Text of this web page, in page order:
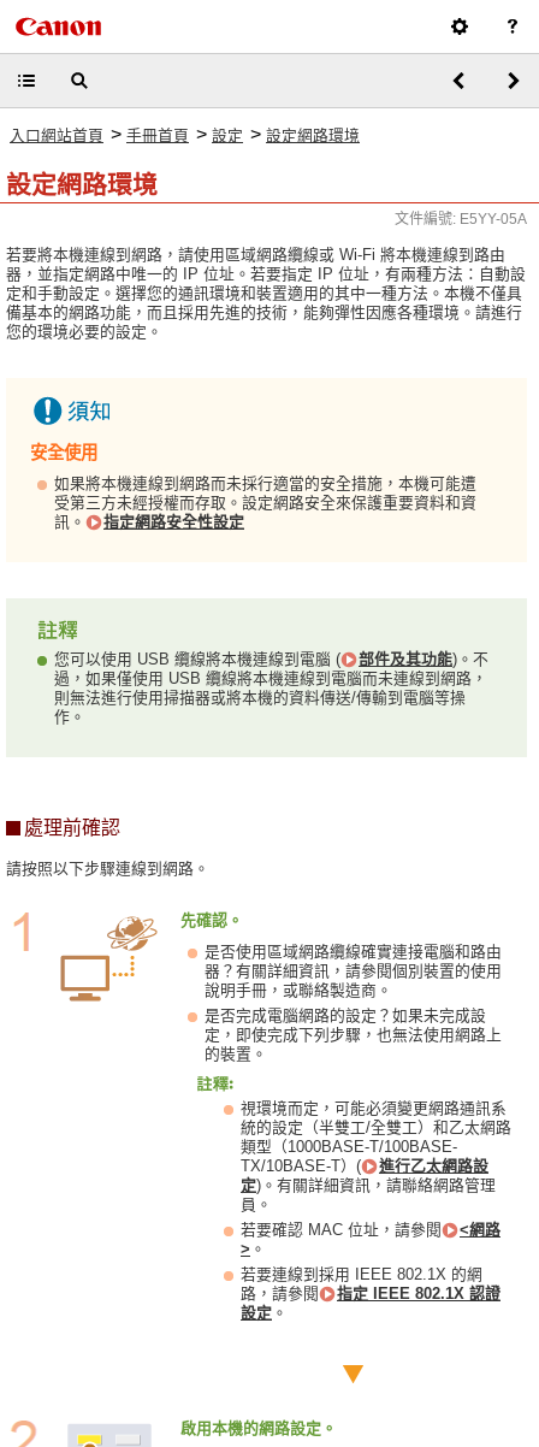
入口網站首頁 > 手冊首頁 > 設定 > 設定網路環境
設定網路環境
文件編號: E5YY-05A
若要將本機連線到網路，請使用區域網路纜線或 Wi-Fi 將本機連線到路由
器，並指定網路中唯一的 IP 位址。若要指定 IP 位址，有兩種方法：自動設
定和手動設定。選擇您的通訊環境和裝置適用的其中一種方法。本機不僅具
備基本的網路功能，而且採用先進的技術，能夠彈性因應各種環境。請進行
您的環境必要的設定。
安全使用
如果將本機連線到網路而未採行適當的安全措施，本機可能遭
受第三方未經授權而存取。設定網路安全來保護重要資料和資
訊。
指定網路安全性設定
您可以使用 USB 纜線將本機連線到電腦 ( 部件及其功能)。不
過，如果僅使用 USB 纜線將本機連線到電腦而未連線到網路，
則無法進行使用掃描器或將本機的資料傳送/傳輸到電腦等操
作。
處理前確認
請按照以下步驟連線到網路。
先確認。
是否使用區域網路纜線確實連接電腦和路由
器？有關詳細資訊，請參閱個別裝置的使用
說明手冊，或聯絡製造商。
是否完成電腦網路的設定？如果未完成設
定，即使完成下列步驟，也無法使用網路上
的裝置。
視環境而定，可能必須變更網路通訊系
統的設定（半雙工/全雙工）和乙太網路
類型（1000BASE-T/100BASE-
TX/10BASE-T）(
進行乙太網路設
定)。有關詳細資訊，請聯絡網路管理
員。
若要確認 MAC 位址，請參閱
<網路
> 。
若要連線到採用 IEEE 802.1X 的網
路，請參閱
指定 IEEE 802.1X 認證
設定 。
啟用本機的網路設定。